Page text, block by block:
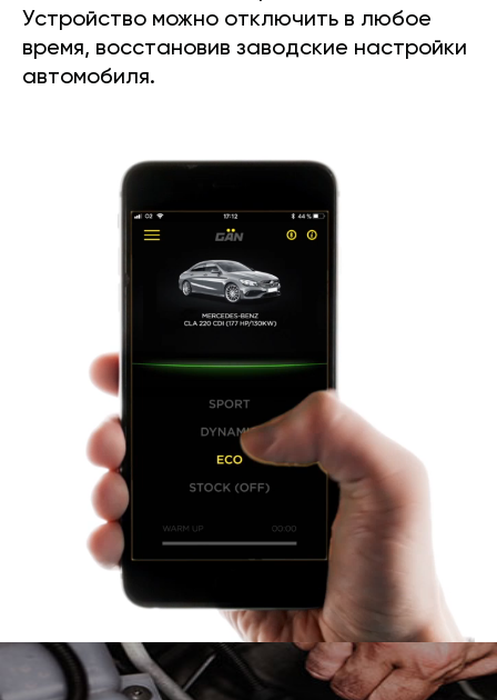
Устройство можно отключить в любое
время, восстановив заводские настройки
автомобиля.